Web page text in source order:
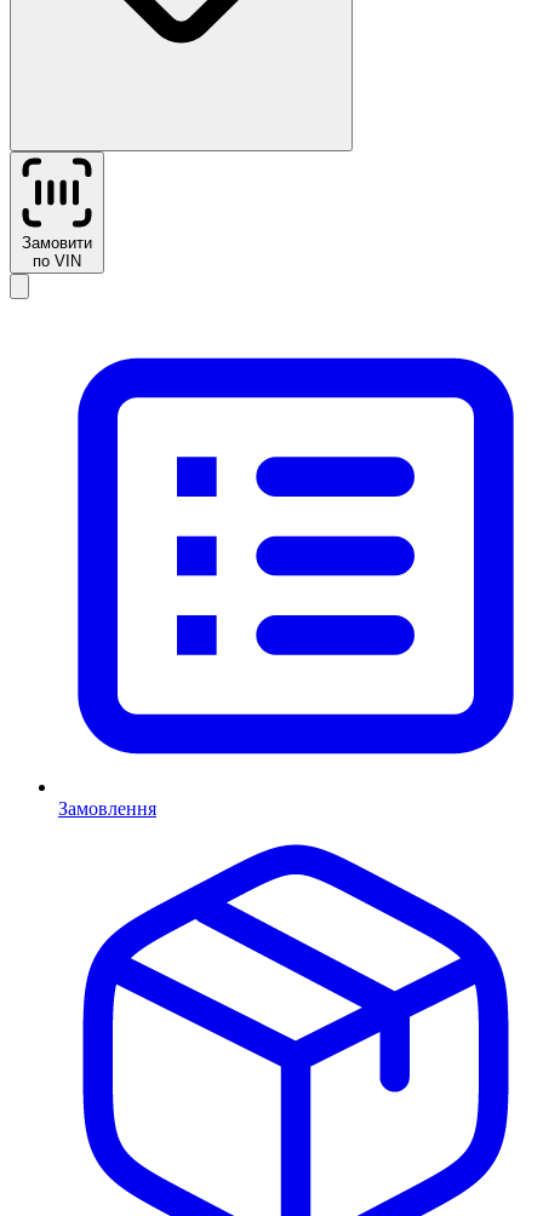
Замовити
по VIN
Замовлення